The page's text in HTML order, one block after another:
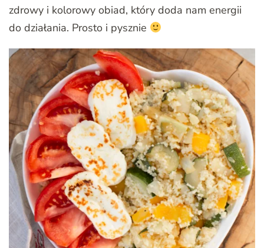
zdrowy i kolorowy obiad, który doda nam energii
do działania. Prosto i pysznie